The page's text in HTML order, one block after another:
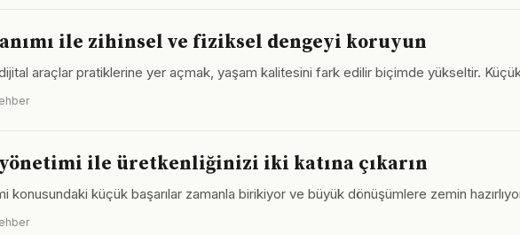
ile zihinsel ve fiziksel dengeyi koruyun
araçlar pratiklerine yer açmak, yaşam kalitesini fark edilir biçimde yükseltir.
yönetimi ile üretkenliğinizi iki katına çıkarın
küçük başarılar zamanla birikiyor ve büyük dönüşümlere zemin